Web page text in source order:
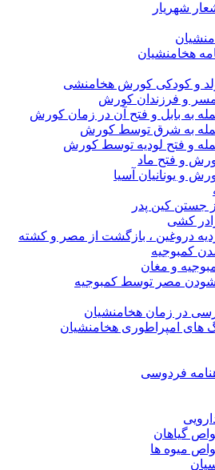
شهریار
هخامنشیان
و کودکی کورش هخامنشی
و فرزندان کورش
به بابل و فتح آن در زمان کورش
به شرق توسط کورش
و فتح لودیه توسط کورش
و فتح ماد
و یونانیان آسیا
جستن کین پدر
کشی
دروغین ، بازگشت از مصر و کشته
کمبوجیه
و مغان
مصر توسط کمبوجیه
در زمان هخامنشیان
های امپراطوری هخامنشیان
فردوسی
گیاهان
میوه ها